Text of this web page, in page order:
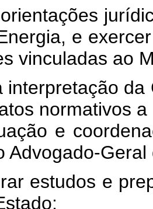
e
vinculadas ao
interpretação
normativos
e
Advogado-Geral
estudos e